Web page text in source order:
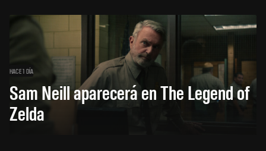
HACE 1 DÍA
Sam Neill aparecerá en The Legend of
Zelda